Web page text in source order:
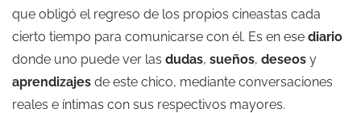
que obligó el regreso de los propios cineastas cada
cierto tiempo para comunicarse con él. Es en ese diario
donde uno puede ver las dudas, sueños, deseos y
aprendizajes de este chico, mediante conversaciones
reales e íntimas con sus respectivos mayores.